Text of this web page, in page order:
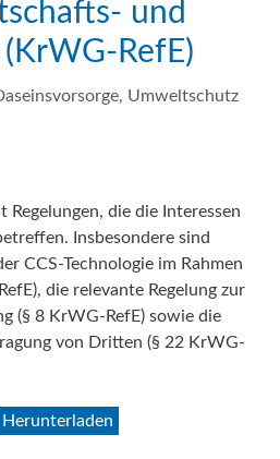
und
RefE)
, Umweltschutz
Regelungen, die die Interessen
Insbesondere sind
CCS-Technologie im Rahmen
die relevante Regelung zur
(§ 8 KrWG-RefE) sowie die
von Dritten (§ 22 KrWG-
Herunterladen